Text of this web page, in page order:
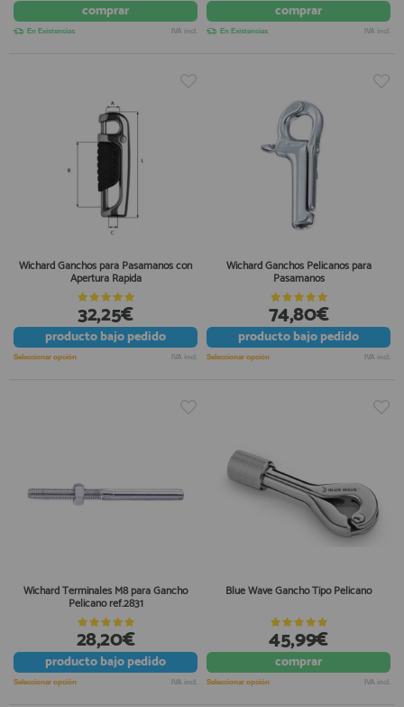
comprar
En Existencias IVA incl.
comprar
En Existencias IVA incl.
Wichard Ganchos para Pasamanos con
Apertura Rapida
32,25€
productobajo pedido
Seleccionar opción IVA incl.
Wichard Ganchos Pelicanos para
Pasamanos
74,80€
productobajo pedido
Seleccionar opción IVA incl.
Wichard Terminales M8 para Gancho
Pelicano ref.2831
28,20€
productobajo pedido
Seleccionar opción IVA incl.
Blue Wave Gancho Tipo Pelicano
45,99€
comprar
Seleccionar opción IVA incl.